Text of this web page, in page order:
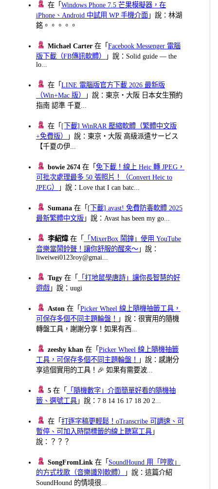
在「Windows Phone 7.5 芒果模擬器，在
iPhone、Android 中試用 WP 手機介面 」說：林湖
銘。。。。。
Michael Carter 在「Facebook Messenger 電腦
版下載（FB傳訊軟體）
」說：Solid guide — the
lo...
在「LINE 電腦版官方下載 2026 最新版
（Win+Mac 版）
」說：東京・大阪 日本女生預約
指南 認準 千夏...
在「 [下載] WinRAR 壓縮軟體（繁體中文版
+免費版）
」說：東京・大阪 高級派遣サービス
【千夏の伊...
bowie 2674 在「免下載！線上 Heic 轉 JPEG，
可批次處理最多 50 張照片！（Convert Heic to
JPEG）
」說：Love that I can batc...
Sumana 在「 [下載] avast! 免費防毒軟體 2025
最新繁體中文版 」說：Avast has been my go...
李紹煒在「
「MixerBox 鬧鐘」使用 YouTube
音樂當鬧鈴聲！讓你舒服的醒來～ 」說：
liweiwei0123roy@gmai...
Tugy 在「
「打地鼠學唐詩」讓你長智慧的好
遊戲 」說：uugi
Aston 在「Picker Wheel 線上隨機抽籤工具，
可保存多個不同主題輪盤！
」說：很實用的隨機
轉盤工具，謝謝分享！如果有西...
zeeshy khan 在「Picker Wheel 線上隨機抽籤
工具，可保存多個不同主題輪盤！
」說：感謝分
享這個實用的工具！🎉 如果有需要波...
5 在「
「隨機數字」介面簡單好看的隨機抽
籤、選號工具 」說：7 8 14 16 17 18 20 2...
在「打逐字稿更輕鬆！oTranscribe 可調速、可
暫停、可加入時間標籤的線上聽寫工具 」
說：？？？
SongFromLink 在「 SoundHound 用「哼歌」
的方式找歌（音樂識別軟體）
」說：這篇介紹
SoundHound 的情境很...